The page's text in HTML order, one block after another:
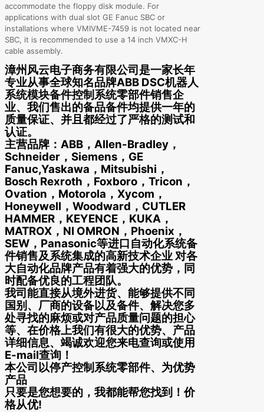
accommodate the floppy disk module. For
applications with dual slot GE Fanuc SBC or
installations where VMIVME-7459 is not located near
SBC, it is recommended to use a 14 inch VMXC-H
cable assembly.
漳州风云电子商务有限公司是一家长年
专业从事全球知名品牌ABB DSC机器人
系统模块备件控制系统零部件销售企
业、我们售出的备品备件均提供一年的
质量保证、并且都经过了严格的测试和
认证。
主营品牌：ABB，Allen-Bradley，
Schneider，Siemens，GE
Fanuc,Yaskawa，Mitsubishi，
Bosch Rexroth，Foxboro，Tricon，
Ovation，Motorola，Xycom，
Honeywell，Woodward，CUTLER
HAMMER，KEYENCE，KUKA，
MATROX，NI OMRON，Phoenix，
SEW，Panasonic等进口自动化系统备
件销售及系统集成的高新技术企业 对各
大自动化品牌产品有着强大的优势，同
时配备优良的工程团队。
我司能直接从境外进货、能够提供不同
国别、厂商的设备以及备件、解决您多
处寻找的麻烦或对产品质量问题的担心
等、在价格上我们有很大的优势、产品
详细信息、竭诚欢迎您来电查询或使用
E-mail查询！
本公司以停产控制系统零部件、为优势
产品
只要是您想要的，我都能帮您找到！价
格从优!